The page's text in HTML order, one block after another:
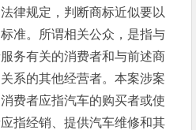
律规定，判断商标近似要以
准。所谓相关公众，是指与
务有关的消费者和与前述商
系的其他经营者。本案涉案
费者应指汽车的购买者或使
指经销、提供汽车维修和其